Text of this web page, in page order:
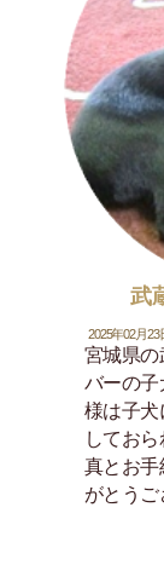
武
2025年02月23
宮城県の
バーの
様は子犬
してお
真とお手
がとうご